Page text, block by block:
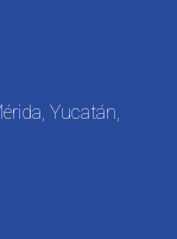
Yucatán,